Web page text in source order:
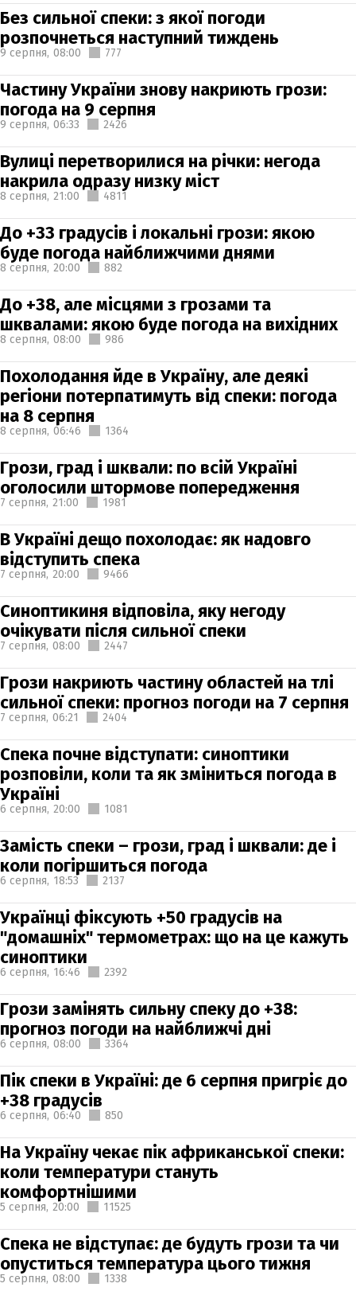
Без сильної спеки: з якої погоди
розпочнеться наступний тиждень
9 серпня, 08:00 777
Частину України знову накриють грози:
погода на 9 серпня
9 серпня, 06:33 2426
Вулиці перетворилися на річки: негода
накрила одразу низку міст
8 серпня, 21:00 4811
До +33 градусів і локальні грози: якою
буде погода найближчими днями
8 серпня, 20:00 882
До +38, але місцями з грозами та
шквалами: якою буде погода на вихідних
8 серпня, 08:00 986
Похолодання йде в Україну, але деякі
регіони потерпатимуть від спеки: погода
на 8 серпня
8 серпня, 06:46 1364
Грози, град і шквали: по всій Україні
оголосили штормове попередження
7 серпня, 21:00 1981
В Україні дещо похолодає: як надовго
відступить спека
7 серпня, 20:00 9466
Синоптикиня відповіла, яку негоду
очікувати після сильної спеки
7 серпня, 08:00 2447
Грози накриють частину областей на тлі
сильної спеки: прогноз погоди на 7 серпня
7 серпня, 06:21 2404
Спека почне відступати: синоптики
розповіли, коли та як зміниться погода в
Україні
6 серпня, 20:00 1081
Замість спеки – грози, град і шквали: де і
коли погіршиться погода
6 серпня, 18:53 2137
Українці фіксують +50 градусів на
"домашніх" термометрах: що на це кажуть
синоптики
6 серпня, 16:46 2392
Грози замінять сильну спеку до +38:
прогноз погоди на найближчі дні
6 серпня, 08:00 3364
Пік спеки в Україні: де 6 серпня пригріє до
+38 градусів
6 серпня, 06:40 850
На Україну чекає пік африканської спеки:
коли температури стануть
комфортнішими
5 серпня, 20:00 11525
Спека не відступає: де будуть грози та чи
опуститься температура цього тижня
5 серпня, 08:00 1338